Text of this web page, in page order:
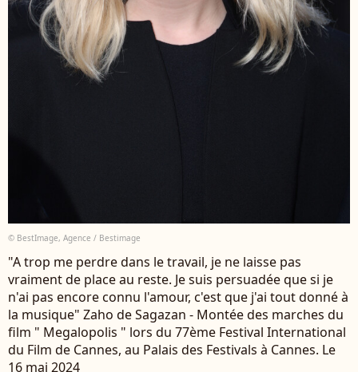
© BestImage, Agence / Bestimage
"A trop me perdre dans le travail, je ne laisse pas
vraiment de place au reste. Je suis persuadée que si je
n'ai pas encore connu l'amour, c'est que j'ai tout donné à
la musique" Zaho de Sagazan - Montée des marches du
film " Megalopolis " lors du 77ème Festival International
du Film de Cannes, au Palais des Festivals à Cannes. Le
16 mai 2024